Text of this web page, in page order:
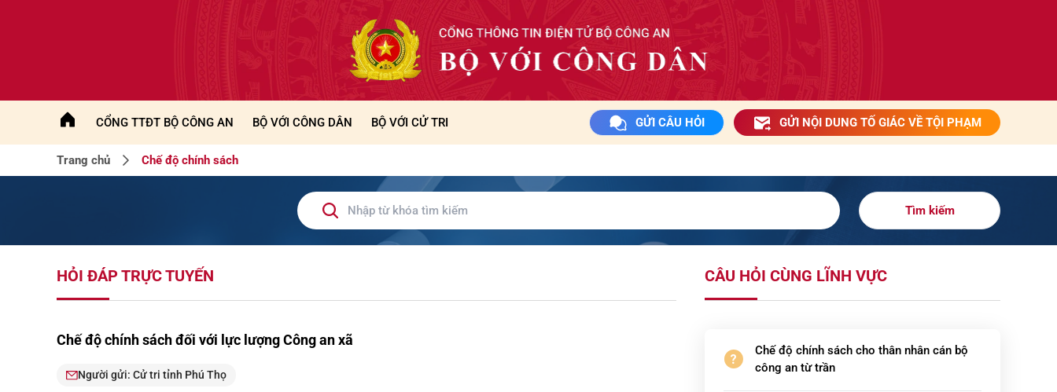
CỔNG TTĐT BỘ CÔNG AN BỘ VỚI CÔNG DÂN BỘ VỚI CỬ TRI GỬI CÂU HỎI GỬI NỘI DUNG TỐ GIÁC VỀ TỘI PHẠM
Trang chủ Chế độ chính sách
Tìm kiếm
HỎI ĐÁP TRỰC TUYẾN
Chế độ chính sách đối với lực lượng Công an xã
Người gửi: Cử tri tỉnh Phú Thọ
CÂU HỎI CÙNG LĨNH VỰC
Chế độ chính sách cho thân nhân cán bộ
công an từ trần